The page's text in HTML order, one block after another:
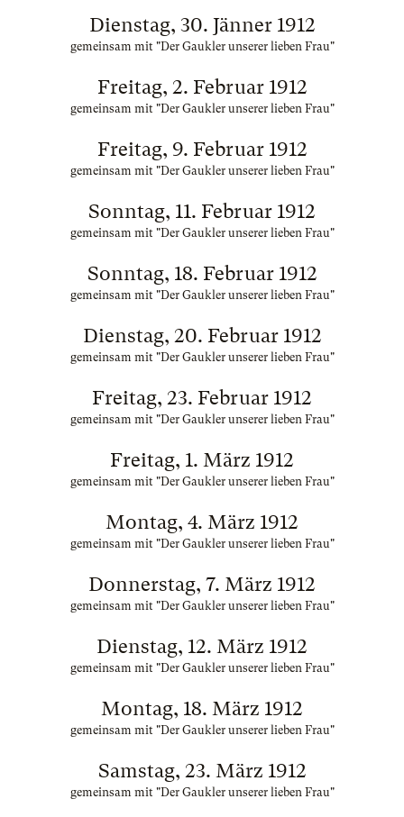
Dienstag, 30. Jänner 1912
gemeinsam mit "Der Gaukler unserer lieben Frau"
Freitag, 2. Februar 1912
gemeinsam mit "Der Gaukler unserer lieben Frau"
Freitag, 9. Februar 1912
gemeinsam mit "Der Gaukler unserer lieben Frau"
Sonntag, 11. Februar 1912
gemeinsam mit "Der Gaukler unserer lieben Frau"
Sonntag, 18. Februar 1912
gemeinsam mit "Der Gaukler unserer lieben Frau"
Dienstag, 20. Februar 1912
gemeinsam mit "Der Gaukler unserer lieben Frau"
Freitag, 23. Februar 1912
gemeinsam mit "Der Gaukler unserer lieben Frau"
Freitag, 1. März 1912
gemeinsam mit "Der Gaukler unserer lieben Frau"
Montag, 4. März 1912
gemeinsam mit "Der Gaukler unserer lieben Frau"
Donnerstag, 7. März 1912
gemeinsam mit "Der Gaukler unserer lieben Frau"
Dienstag, 12. März 1912
gemeinsam mit "Der Gaukler unserer lieben Frau"
Montag, 18. März 1912
gemeinsam mit "Der Gaukler unserer lieben Frau"
Samstag, 23. März 1912
gemeinsam mit "Der Gaukler unserer lieben Frau"